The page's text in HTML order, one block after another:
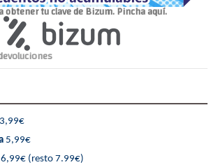
obtener tu clave de Bizum. Pincha aquí.
3,99€
5,99€
6,99€ (resto 7.99€)